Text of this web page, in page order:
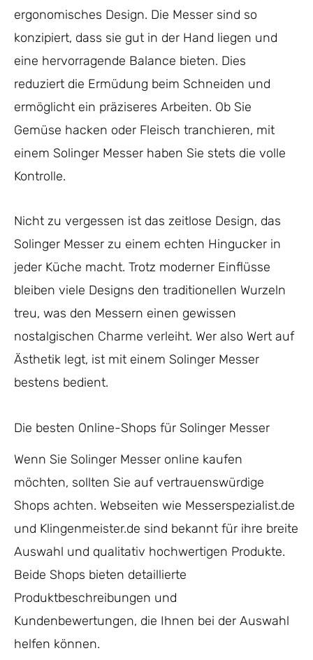
ergonomisches Design. Die Messer sind so
konzipiert, dass sie gut in der Hand liegen und
eine hervorragende Balance bieten. Dies
reduziert die Ermüdung beim Schneiden und
ermöglicht ein präziseres Arbeiten. Ob Sie
Gemüse hacken oder Fleisch tranchieren, mit
einem Solinger Messer haben Sie stets die volle
Kontrolle.
Nicht zu vergessen ist das zeitlose Design, das
Solinger Messer zu einem echten Hingucker in
jeder Küche macht. Trotz moderner Einflüsse
bleiben viele Designs den traditionellen Wurzeln
treu, was den Messern einen gewissen
nostalgischen Charme verleiht. Wer also Wert auf
Ästhetik legt, ist mit einem Solinger Messer
bestens bedient.
Die besten Online-Shops für Solinger Messer
Wenn Sie Solinger Messer online kaufen
möchten, sollten Sie auf vertrauenswürdige
Shops achten. Webseiten wie Messerspezialist.de
und Klingenmeister.de sind bekannt für ihre breite
Auswahl und qualitativ hochwertigen Produkte.
Beide Shops bieten detaillierte
Produktbeschreibungen und
Kundenbewertungen, die Ihnen bei der Auswahl
helfen können.